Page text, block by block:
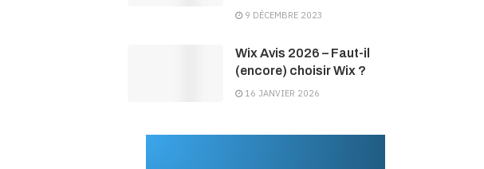
9 DÉCEMBRE 2023
Wix Avis 2026 – Faut-il
(encore) choisir Wix ?
16 JANVIER 2026